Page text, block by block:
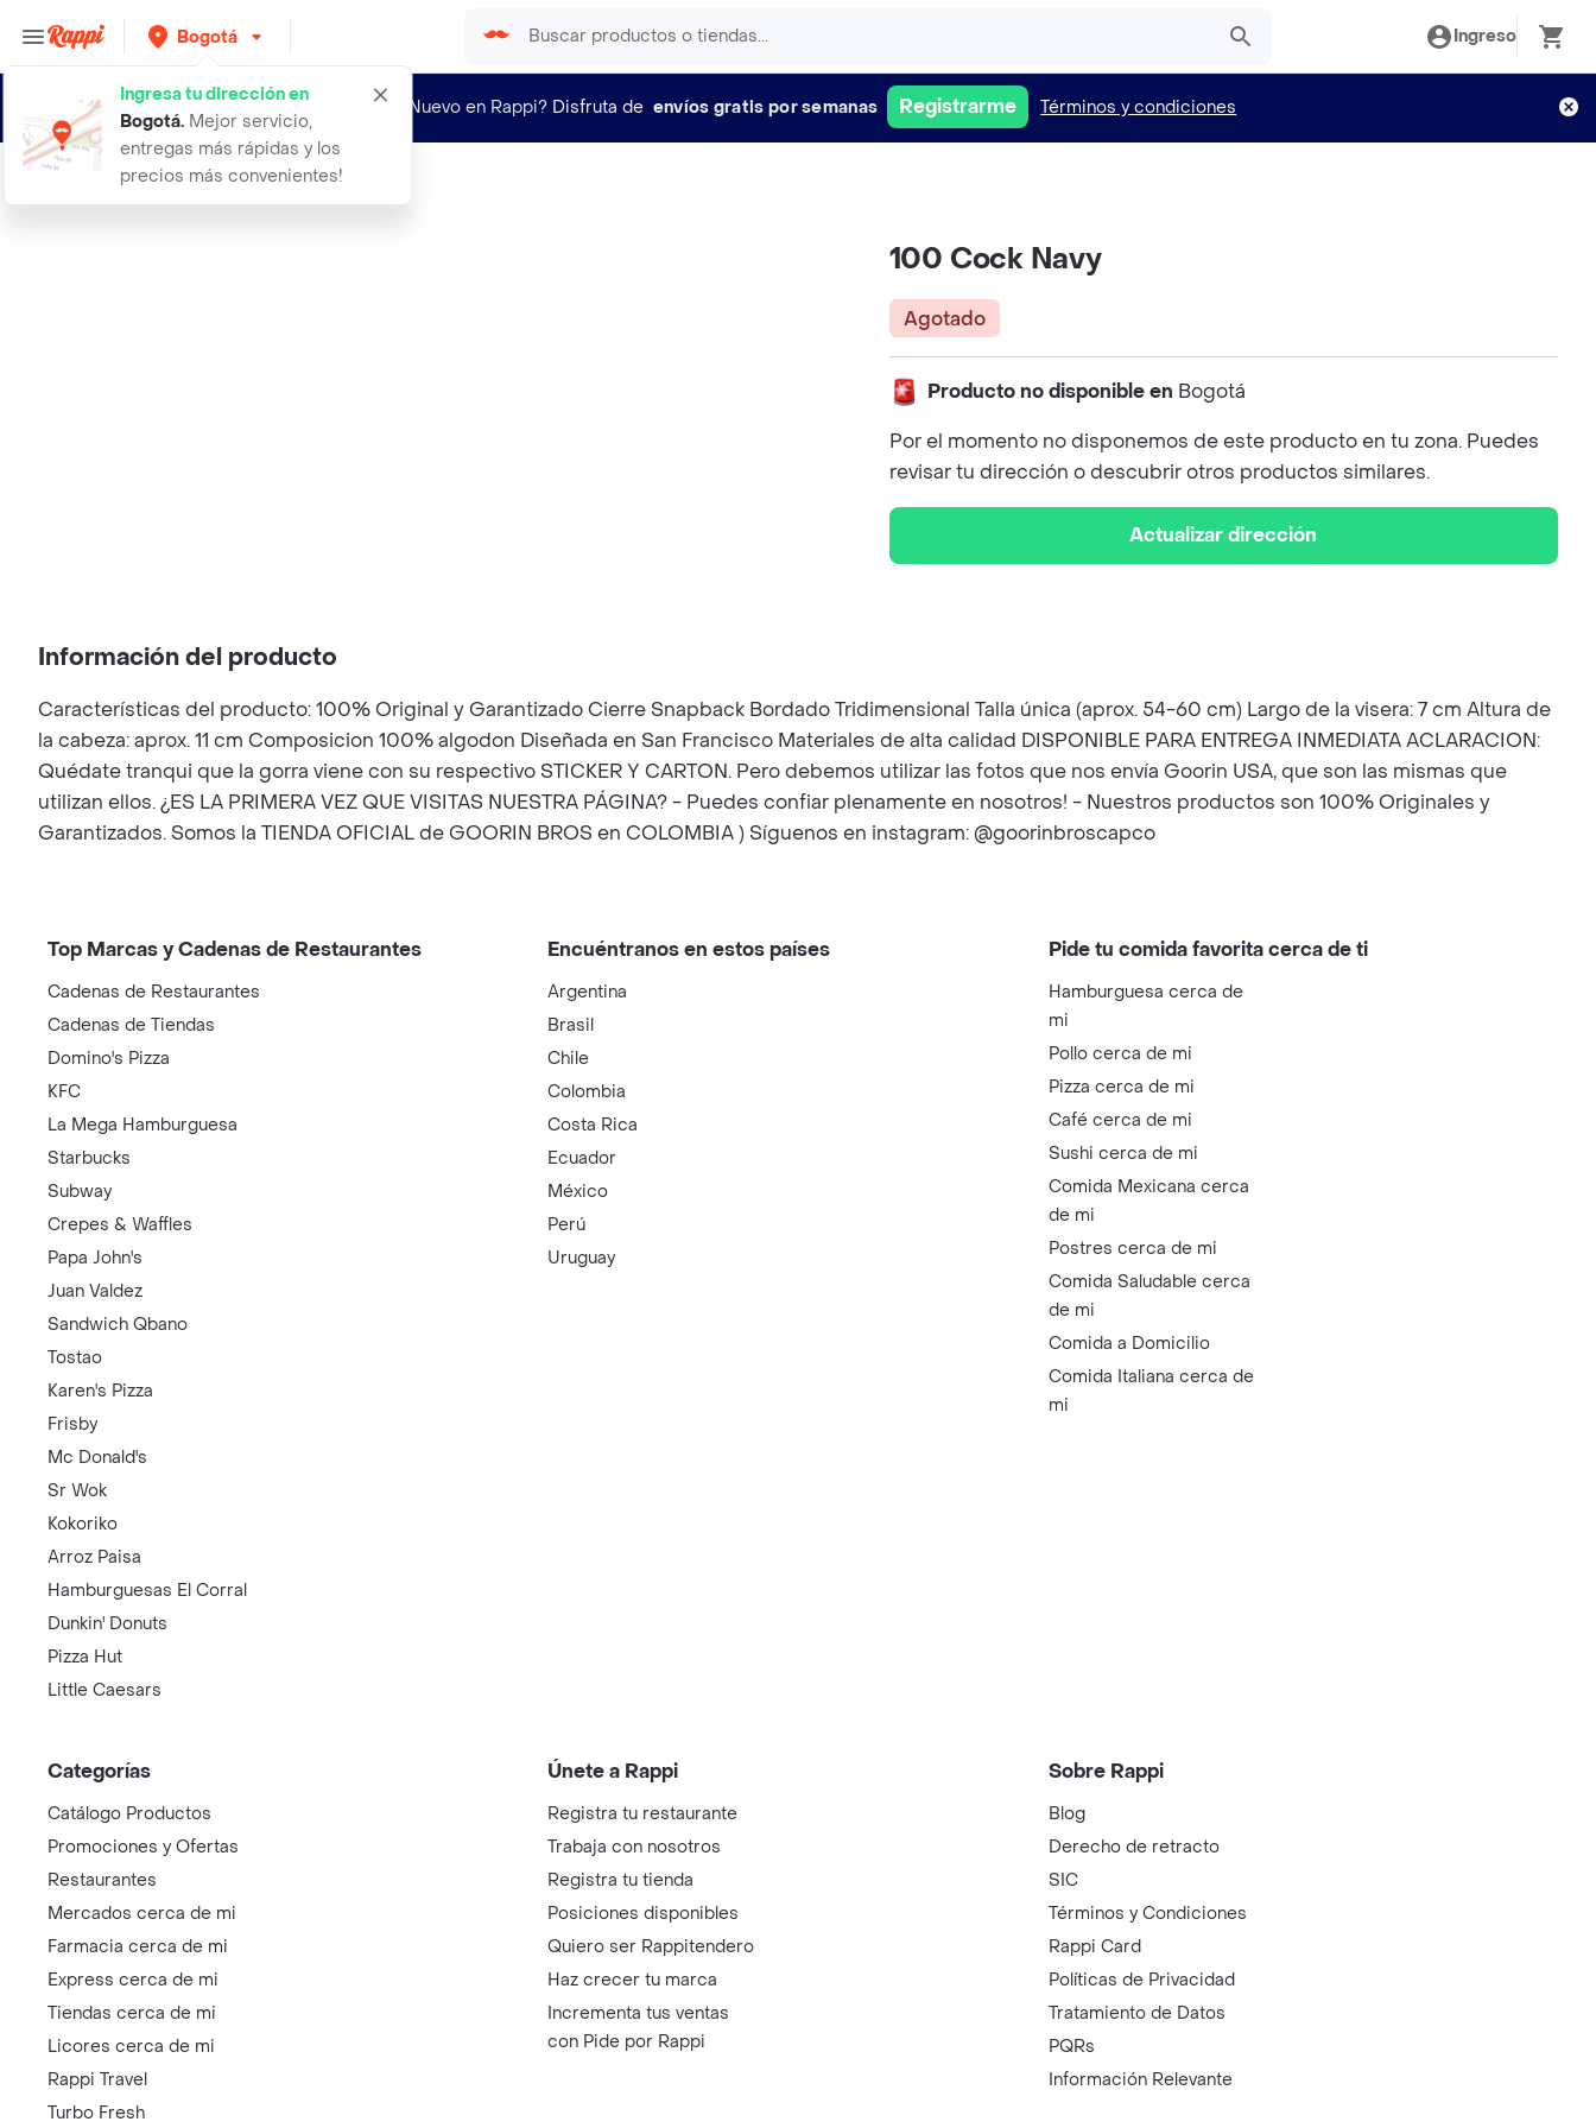
Bogotá
Ingresa tu dirección en
Bogotá. Mejor servicio,
entregas más rápidas y los
precios más convenientes!
Ingreso
¿Nuevo en Rappi? Disfruta de envíos gratis por semanas Registrarme Términos y condiciones
100 cock navy
100 Cock Navy
Agotado
Producto no disponible en Bogotá
Por el momento no disponemos de este producto en tu zona. Puedes
revisar tu dirección o descubrir otros productos similares.
Actualizar dirección
Información del producto
Características del producto: 100% Original y Garantizado Cierre Snapback Bordado Tridimensional Talla única (aprox. 54-60 cm) Largo de la visera: 7 cm Altura de
la cabeza: aprox. 11 cm Composicion 100% algodon Diseñada en San Francisco Materiales de alta calidad DISPONIBLE PARA ENTREGA INMEDIATA ACLARACION:
Quédate tranqui que la gorra viene con su respectivo STICKER Y CARTON. Pero debemos utilizar las fotos que nos envía Goorin USA, que son las mismas que
utilizan ellos. ¿ES LA PRIMERA VEZ QUE VISITAS NUESTRA PÁGINA? - Puedes confiar plenamente en nosotros! - Nuestros productos son 100% Originales y
Garantizados. Somos la TIENDA OFICIAL de GOORIN BROS en COLOMBIA ) Síguenos en instagram: @goorinbroscapco
Top Marcas y Cadenas de Restaurantes
Cadenas de Restaurantes
Cadenas de Tiendas
Domino's Pizza
KFC
La Mega Hamburguesa
Starbucks
Subway
Crepes & Waffles
Papa John's
Juan Valdez
Sandwich Qbano
Tostao
Karen's Pizza
Frisby
Mc Donald's
Sr Wok
Kokoriko
Arroz Paisa
Hamburguesas El Corral
Dunkin' Donuts
Pizza Hut
Little Caesars
Encuéntranos en estos países
Argentina
Brasil
Chile
Colombia
Costa Rica
Ecuador
México
Perú
Uruguay
Pide tu comida favorita cerca de ti
Hamburguesa cerca de
mi
Pollo cerca de mi
Pizza cerca de mi
Café cerca de mi
Sushi cerca de mi
Comida Mexicana cerca
de mi
Postres cerca de mi
Comida Saludable cerca
de mi
Comida a Domicilio
Comida Italiana cerca de
mi
Categorías
Catálogo Productos
Promociones y Ofertas
Restaurantes
Mercados cerca de mi
Farmacia cerca de mi
Express cerca de mi
Tiendas cerca de mi
Licores cerca de mi
Rappi Travel
Turbo Fresh
Únete a Rappi
Registra tu restaurante
Trabaja con nosotros
Registra tu tienda
Posiciones disponibles
Quiero ser Rappitendero
Haz crecer tu marca
Incrementa tus ventas
con Pide por Rappi
Sobre Rappi
Blog
Derecho de retracto
SIC
Términos y Condiciones
Rappi Card
Políticas de Privacidad
Tratamiento de Datos
PQRs
Información Relevante